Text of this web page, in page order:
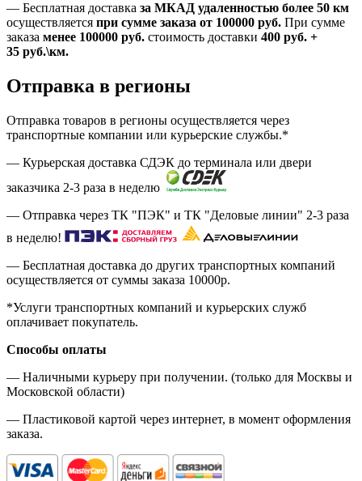
— Бесплатная доставка за МКАД удаленностью более 50 км
осуществляется при сумме заказа от 100000 руб. При сумме
заказа менее 100000 руб. стоимость доставки 400 руб. +
35 руб.\км.
Отправка в регионы
Отправка товаров в регионы осуществляется через
транспортные компании или курьерские службы.*
— Курьерская доставка СДЭК до терминала или двери
заказчика 2-3 раза в неделю
— Отправка через ТК "ПЭК" и ТК "Деловые линии" 2-3 раза
в неделю!
— Бесплатная доставка до других транспортных компаний
осуществляется от суммы заказа 10000р.
*Услуги транспортных компаний и курьерских служб
оплачивает покупатель.
Способы оплаты
— Наличными курьеру при получении. (только для Москвы и
Московской области)
— Пластиковой картой через интернет, в момент оформления
заказа.